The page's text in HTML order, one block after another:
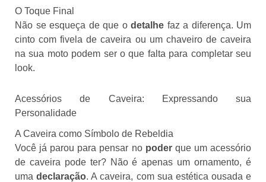
O Toque Final
Não se esqueça de que o detalhe faz a diferença. Um
cinto com fivela de caveira ou um chaveiro de caveira
na sua moto podem ser o que falta para completar seu
look.
Acessórios de Caveira: Expressando sua
Personalidade
A Caveira como Símbolo de Rebeldia
Você já parou para pensar no poderque um acessório
de caveira pode ter? Não é apenas um ornamento, é
umadeclaração. A caveira, com sua estética ousada e